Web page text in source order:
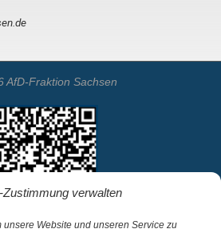
Zustimmung verwalten
unsere Website und unseren Service zu
AfD-Fraktion Sachsen